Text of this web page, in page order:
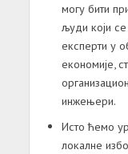
могу бити
људи који
експерти у
економије,
инжењери.
Исто ћемо
локалне